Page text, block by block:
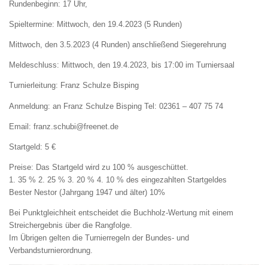
Rundenbeginn: 17 Uhr,
Spieltermine: Mittwoch, den 19.4.2023 (5 Runden)
Mittwoch, den 3.5.2023 (4 Runden) anschließend Siegerehrung
Meldeschluss: Mittwoch, den 19.4.2023, bis 17:00 im Turniersaal
Turnierleitung: Franz Schulze Bisping
Anmeldung: an Franz Schulze Bisping Tel: 02361 – 407 75 74
Email: franz.schubi@freenet.de
Startgeld: 5 €
Preise: Das Startgeld wird zu 100 % ausgeschüttet.
1. 35 % 2. 25 % 3. 20 % 4. 10 % des eingezahlten Startgeldes
Bester Nestor (Jahrgang 1947 und älter) 10%
Bei Punktgleichheit entscheidet die Buchholz-Wertung mit einem
Streichergebnis über die Rangfolge.
Im Übrigen gelten die Turnierregeln der Bundes- und
Verbandsturnierordnung.